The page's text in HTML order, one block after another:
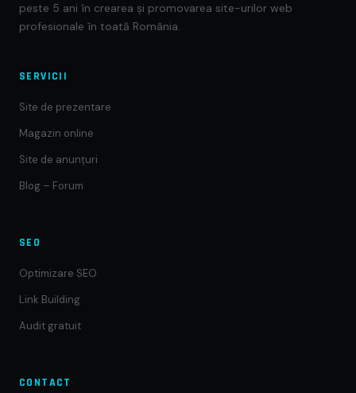
peste 5 ani în crearea și promovarea site-urilor web
profesionale în toată România.
SERVICII
Site de prezentare
Magazin online
Site de anunțuri
Blog – Forum
SEO
Optimizare SEO
Link Building
Audit gratuit
CONTACT